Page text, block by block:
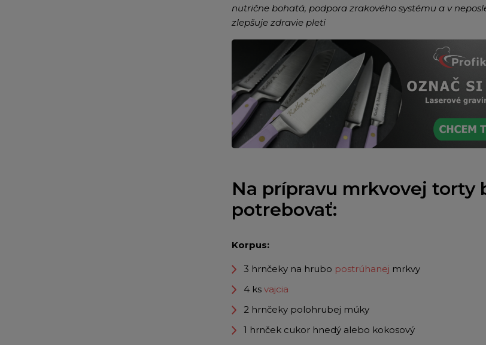
nutrične bohatá, podpora zrakového systému a v
zlepšuje zdravie pleti
Na prípravu mrkvovej torty
potrebovať:
Korpus:
3 hrnčeky na hrubo postrúhanej mrkvy
4 ks vajcia
2 hrnčeky polohrubej múky
1 hrnček cukor hnedý alebo kokosový